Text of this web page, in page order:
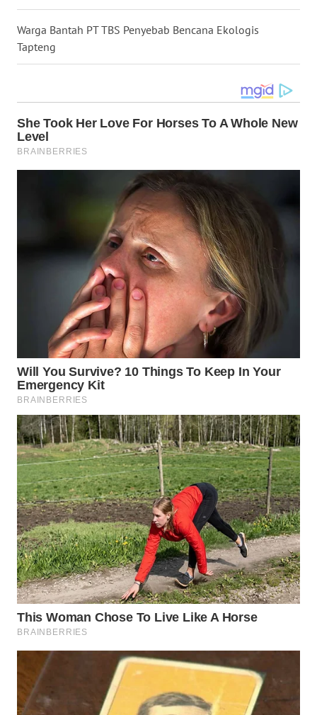
Warga Bantah PT TBS Penyebab Bencana Ekologis
Tapteng
TOBA
WN
LANGKAT
TANJUNG
WN
SIMALUNGUN
WN
LABUHANBATU
WN
TAPANULI
TENGAH
WN DELI
SERDANG
WN
TEBING
TINGGI
WN
PAKPAK
WN